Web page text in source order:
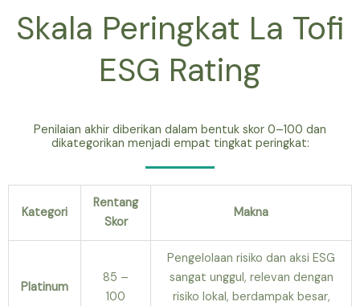
Skala Peringkat La Tofi
ESG Rating
Penilaian akhir diberikan dalam bentuk skor 0–100 dan
dikategorikan menjadi empat tingkat peringkat:
Kategori
Rentang
Skor
Makna
Platinum
85 –
100
Pengelolaan risiko dan aksi ESG
sangat unggul, relevan dengan
risiko lokal, berdampak besar,